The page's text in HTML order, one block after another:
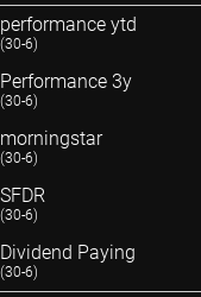
performance ytd
(30-6)
Performance 3y
(30-6)
morningstar
(30-6)
SFDR
(30-6)
Dividend Paying
(30-6)